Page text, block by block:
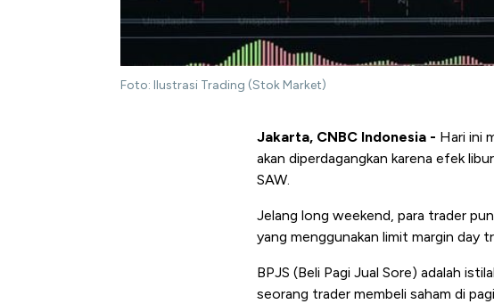
Foto: Ilustrasi Trading (Stok Market)
Jakarta, CNBC Indonesia - Hari ini
akan diperdagangkan karena efek
SAW.
Jelang long weekend, para trader
yang menggunakan limit margin day
BPJS (Beli Pagi Jual Sore) adalah
seorang trader membeli saham di